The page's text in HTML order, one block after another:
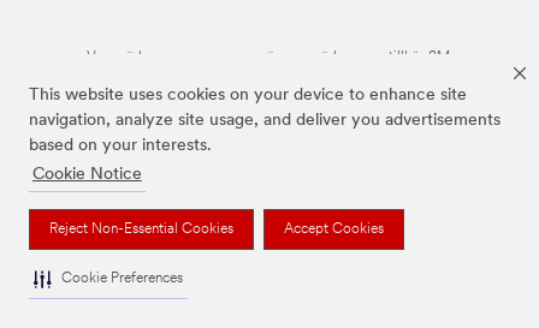
This website uses cookies on your device to enhance site
navigation, analyze site usage, and deliver you advertisements
based on your interests.
Cookie Notice
Reject Non-Essential Cookies Accept Cookies
Cookie Preferences
Varumärken som anges ovan är varumärken som tillhör 3M.